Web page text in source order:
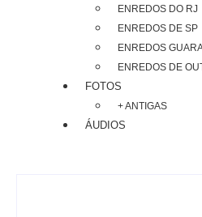
ENREDOS DO RJ
ENREDOS DE SP
ENREDOS
ENREDOS DE
FOTOS
+ ANTIGAS
ÁUDIOS